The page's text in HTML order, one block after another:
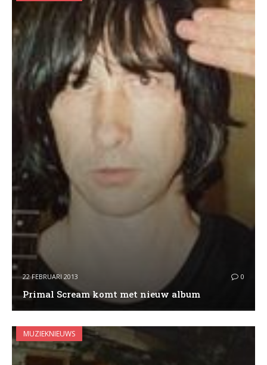
22 FEBRUARI 2013 0
Primal Scream komt met nieuw album
MUZIEKNIEUWS